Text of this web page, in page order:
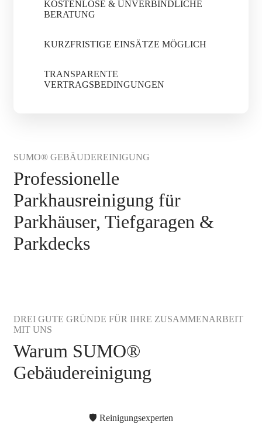
KOSTENLOSE & UNVERBINDLICHE
BERATUNG
KURZFRISTIGE EINSÄTZE MÖGLICH
TRANSPARENTE
VERTRAGSBEDINGUNGEN
SUMO® GEBÄUDEREINIGUNG
Professionelle
Parkhausreinigung für
Parkhäuser, Tiefgaragen &
Parkdecks
DREI GUTE GRÜNDE FÜR IHRE ZUSAMMENARBEIT
MIT UNS
Warum SUMO®
Gebäudereinigung
🛡️ Reinigungsexperten